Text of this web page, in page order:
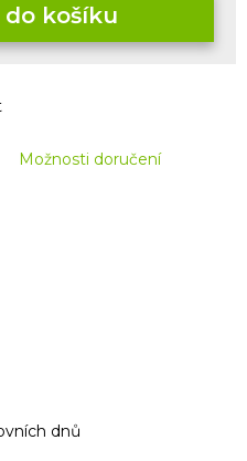
Možnosti doručení
do košíku
dnů